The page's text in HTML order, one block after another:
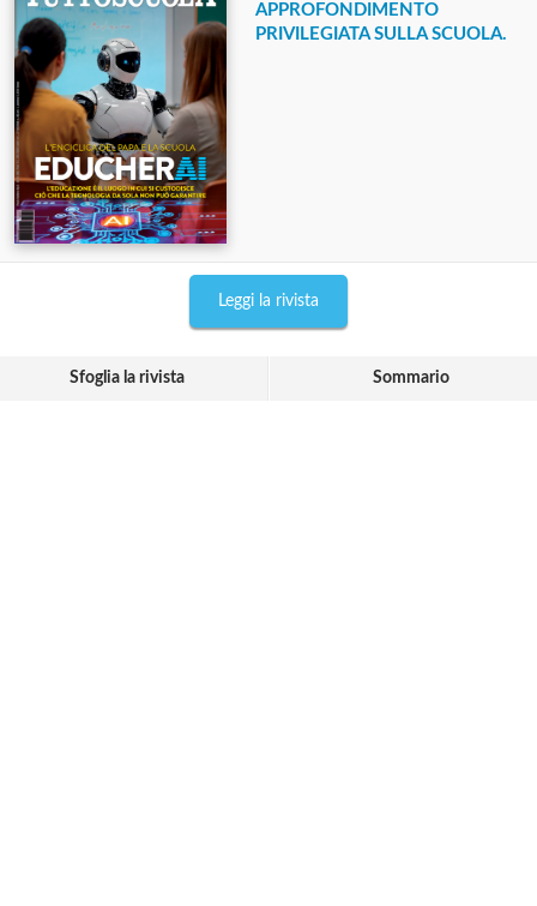
APPROFONDIMENTO
PRIVILEGIATA SULLA SCUOLA.
Leggi la rivista
Sfoglia la rivista Sommario